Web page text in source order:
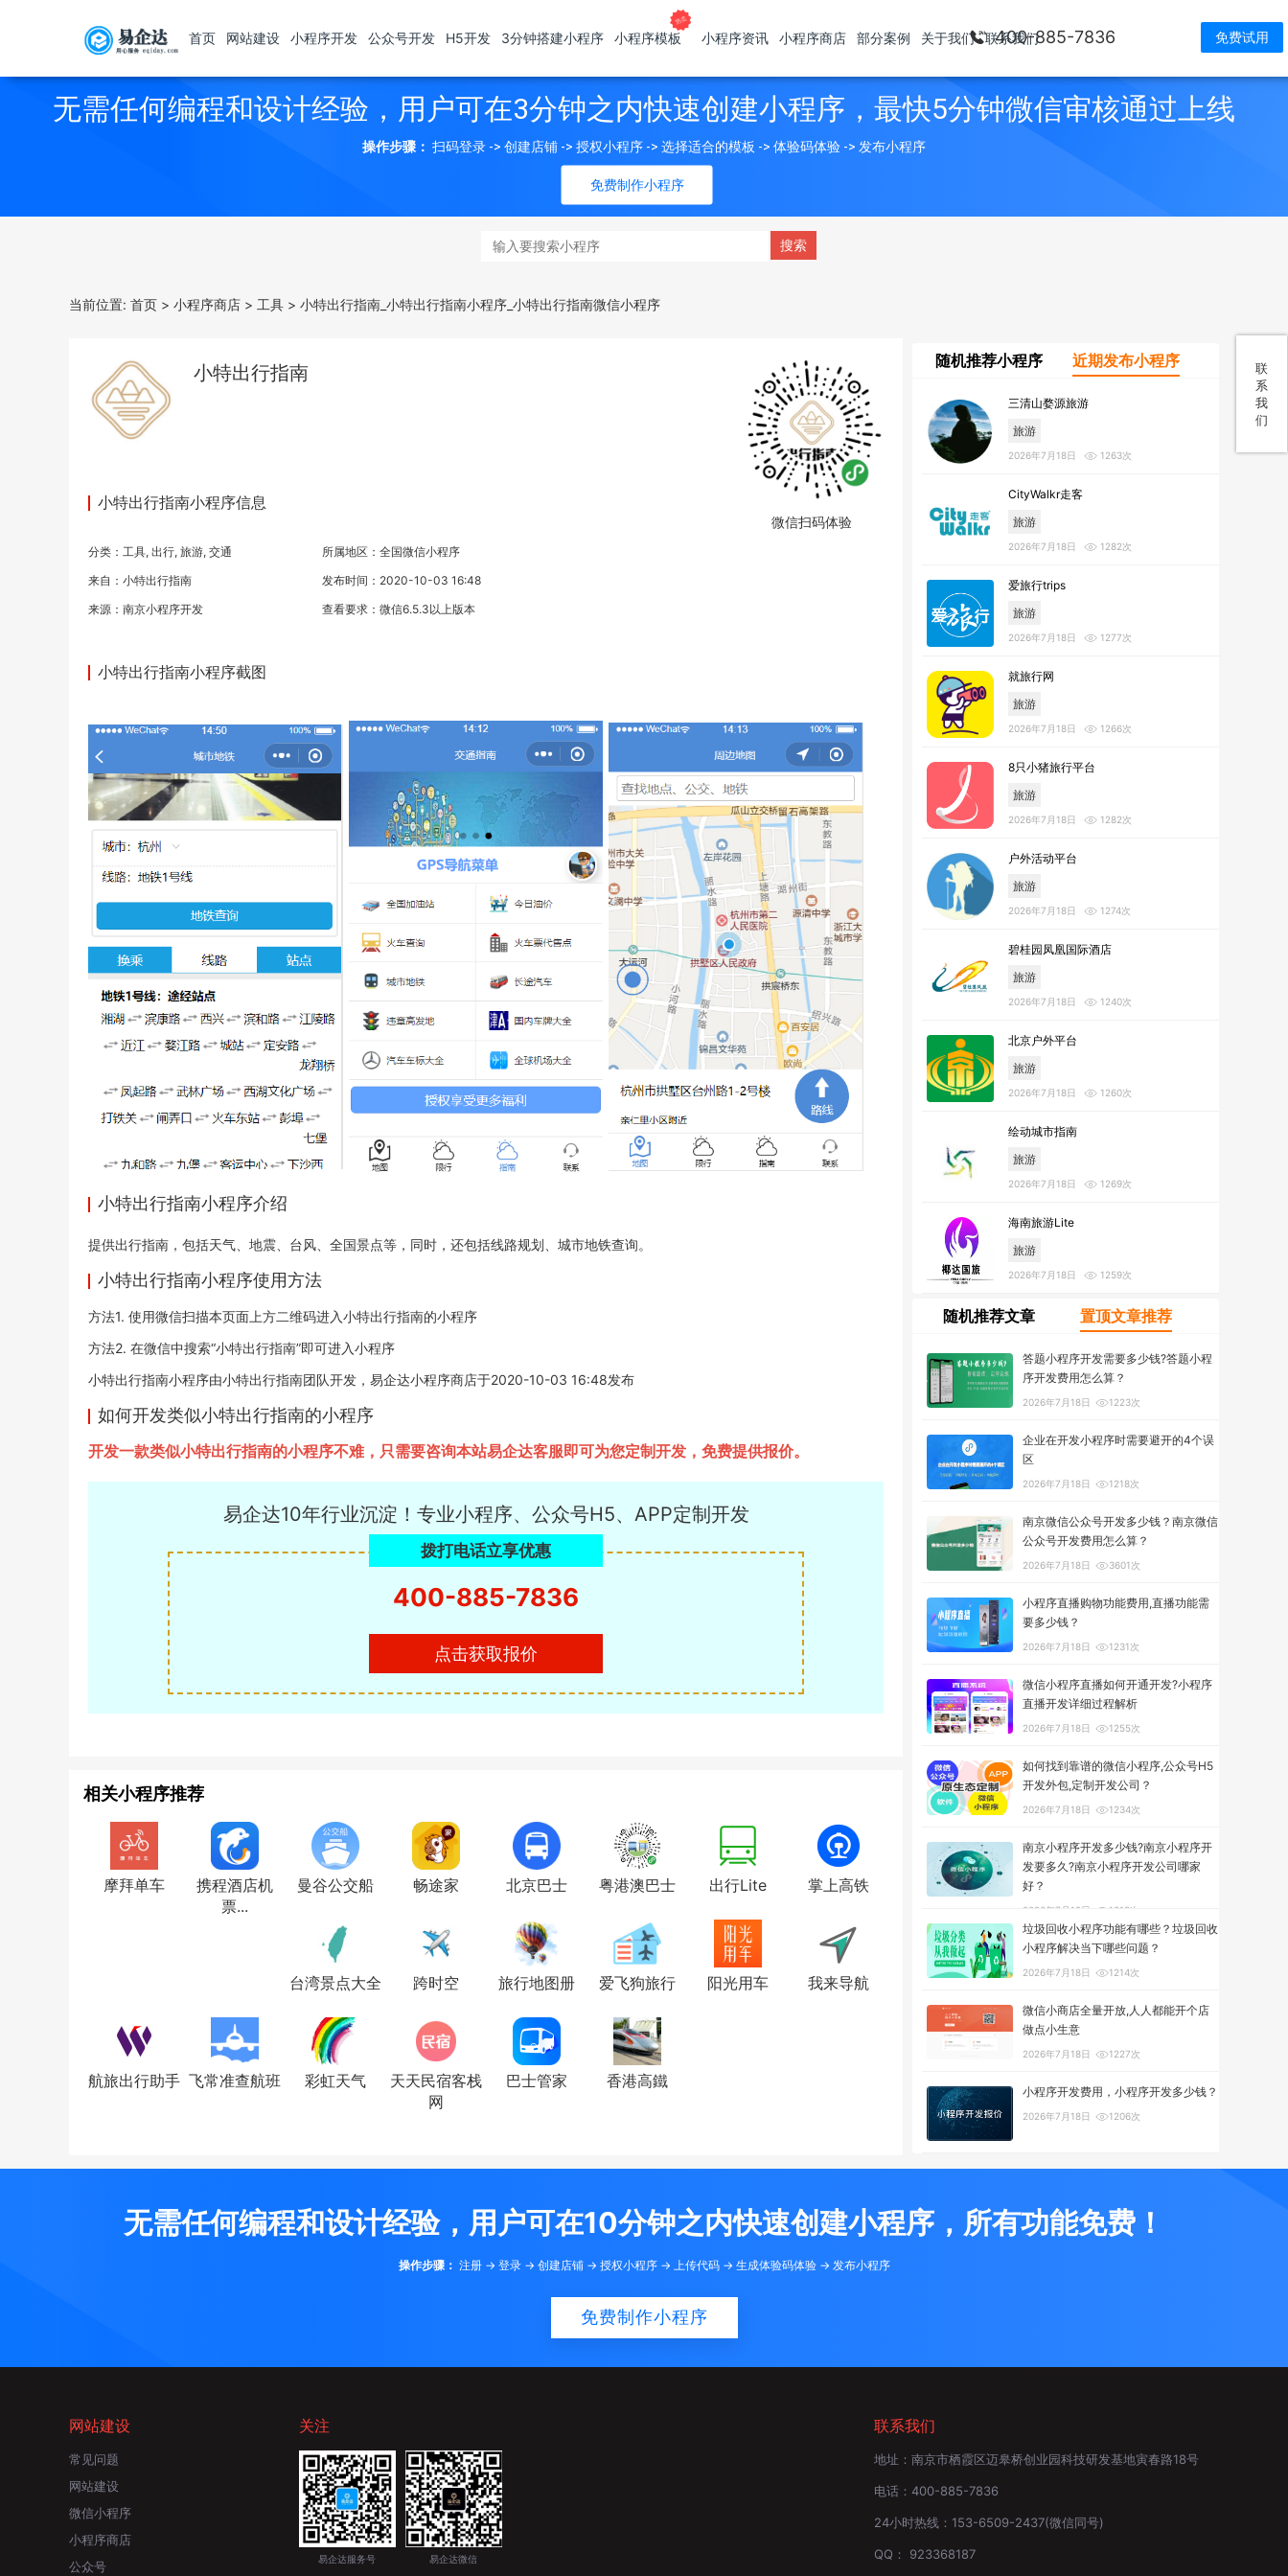
400-885-7836 免费试用
首页 网站建设 小程序开发 公众号开发 H5开发 3分钟搭建小程序 小程序模板 小程序资讯 小程序商店 部分案例 关于我们 联系我们
联
系
我
们
无需任何编程和设计经验，用户可在3分钟之内快速创建小程序，最快5分钟微信审核通过上线
免费制作小程序
操作步骤： 扫码登录 -> 创建店铺 -> 授权小程序 -> 选择适合的模板 -> 体验码体验 -> 发布小程序
当前位置: 首页 > 小程序商店 > 工具 > 小特出行指南_小特出行指南小程序_小特出行指南微信小程序
小特出行指南
小特出行指南小程序信息
分类： 工具, 出行, 旅游, 交通
所属地区：全国微信小程序
来自：小特出行指南
发布时间：2020-10-03 16:48
来源： 南京小程序开发 查看要求：微信6.5.3以上版本
微信扫码体验
小特出行指南小程序截图
小特出行指南小程序介绍
提供出行指南，包括天气、地震、台风、全国景点等，同时，还包括线路规划、城市地铁查询。
小特出行指南小程序使用方法
方法1. 使用微信扫描本页面上方二维码进入小特出行指南的小程序
方法2. 在微信中搜索“小特出行指南”即可进入小程序
小特出行指南小程序由小特出行指南团队开发，易企达小程序商店于2020-10-03 16:48发布
如何开发类似小特出行指南的小程序
开发一款类似小特出行指南的小程序不难，只需要咨询本站易企达客服即可为您定制开发，免费提供报价。
易企达10年行业沉淀！专业小程序、公众号H5、APP定制开发
拨打电话立享优惠
400-885-7836
点击获取报价
相关小程序推荐
摩拜单车
携程酒店机
票...
曼谷公交船 畅途家 北京巴士 粤港澳巴士 出行Lite 掌上高铁
台湾景点大全 跨时空 旅行地图册 爱飞狗旅行 阳光用车 我来导航
航旅出行助手 飞常准查航班 彩虹天气
天天民宿客栈
网
巴士管家 香港高鐵
随机推荐小程序 近期发布小程序
三清山婺源旅游
旅游
2026年7月18日 1263次
CityWalkr走客
旅游
2026年7月18日 1282次
爱旅行trips
旅游
2026年7月18日 1277次
就旅行网
旅游
2026年7月18日 1266次
8只小猪旅行平台
旅游
2026年7月18日 1282次
户外活动平台
旅游
2026年7月18日 1274次
碧桂园凤凰国际酒店
旅游
2026年7月18日 1240次
北京户外平台
旅游
2026年7月18日 1260次
绘动城市指南
旅游
2026年7月18日 1269次
海南旅游Lite
旅游
2026年7月18日 1259次
随机推荐文章 置顶文章推荐
答题小程序开发需要多少钱?答题小程
序开发费用怎么算？
2026年7月18日 1223次
企业在开发小程序时需要避开的4个误
区
2026年7月18日 1218次
南京微信公众号开发多少钱？南京微信
公众号开发费用怎么算？
2026年7月18日 3601次
小程序直播购物功能费用,直播功能需
要多少钱？
2026年7月18日 1231次
微信小程序直播如何开通开发?小程序
直播开发详细过程解析
2026年7月18日 1255次
如何找到靠谱的微信小程序,公众号H5
开发外包,定制开发公司？
2026年7月18日 1234次
南京小程序开发多少钱?南京小程序开
发要多久?南京小程序开发公司哪家
好？
2026年7月18日 1318次
垃圾回收小程序功能有哪些？垃圾回收
小程序解决当下哪些问题？
2026年7月18日 1214次
微信小商店全量开放,人人都能开个店
做点小生意
2026年7月18日 1227次
小程序开发费用，小程序开发多少钱？
2026年7月18日 1206次
无需任何编程和设计经验，用户可在10分钟之内快速创建小程序，所有功能免费！
操作步骤： 注册 -> 登录 -> 创建店铺 -> 授权小程序 -> 上传代码 -> 生成体验码体验 -> 发布小程序
免费制作小程序
网站建设
常见问题
网站建设
微信小程序
小程序商店
公众号
关注
易企达服务号 易企达微信
联系我们
地址： 南京市栖霞区迈皋桥创业园科技研发基地寅春路18号
电话： 400-885-7836
24小时热线： 153-6509-2437(微信同号)
QQ： 923368187